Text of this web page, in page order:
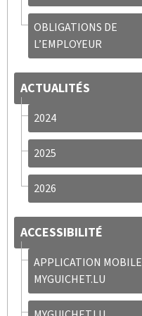
OBLIGATIONS DE
L’EMPLOYEUR
ACTUALITÉS
2024
2025
2026
ACCESSIBILITÉ
APPLICATION MOBILE
MYGUICHET.LU